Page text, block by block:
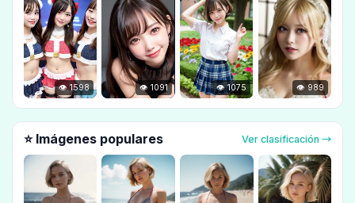
👁 1598 👁 1091 👁 1075 👁 989
⭐ Imágenes populares Ver clasificación →